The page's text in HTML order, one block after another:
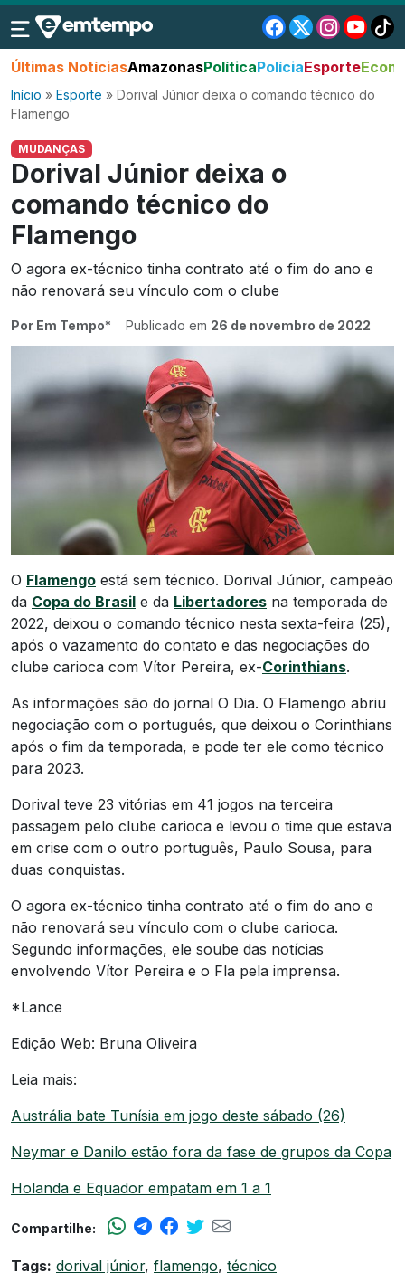
Últimas NotíciasAmazonasPolíticaPolíciaEsporte
Início » Esporte » Dorival Júnior deixa o comando técnico do
Flamengo
MUDANÇAS
Dorival Júnior deixa o
comando técnico do
Flamengo
O agora ex-técnico tinha contrato até o fim do ano e
não renovará seu vínculo com o clube
Por Em Tempo* Publicado em 26 de novembro de 2022
O Flamengo está sem técnico. Dorival Júnior, campeão
da Copa do Brasil e da Libertadores na temporada de
2022, deixou o comando técnico nesta sexta-feira (25),
após o vazamento do contato e das negociações do
clube carioca com Vítor Pereira, ex-Corinthians.
As informações são do jornal O Dia. O Flamengo abriu
negociação com o português, que deixou o Corinthians
após o fim da temporada, e pode ter ele como técnico
para 2023.
Dorival teve 23 vitórias em 41 jogos na terceira
passagem pelo clube carioca e levou o time que estava
em crise com o outro português, Paulo Sousa, para
duas conquistas.
O agora ex-técnico tinha contrato até o fim do ano e
não renovará seu vínculo com o clube carioca.
Segundo informações, ele soube das notícias
envolvendo Vítor Pereira e o Fla pela imprensa.
*Lance
Edição Web: Bruna Oliveira
Leia mais:
Austrália bate Tunísia em jogo deste sábado (26)
Neymar e Danilo estão fora da fase de grupos da Copa
Holanda e Equador empatam em 1 a 1
Compartilhe:
Tags: dorival júnior, flamengo, técnico